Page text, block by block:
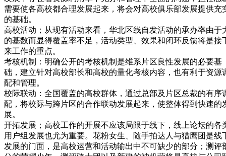
需要使各高校都合理发展起来，将会对高校俱乐部发展提供充
的基础。
高校活动；从现有活动来看，华北区线自发活动的承办率由于
的基数而显得覆盖率不足，活动类型、效果和闭环反馈将是接
来工作的重点。
考核机制：明确公开的考核机制是维系片区良性发展的必要基
础，建立针对高校部长和高校的量化考核内容，也有利于资源
配和管理。
校际联动：全国覆盖的高校群体，通过总部及片区总裁的有序
配，将校际与跨片区的合作联动发展起来，使整体得到快速的
展。
开拓发展；高校工作的开展不应该局限于线下，线上论坛的各
用户组发展也尤为重要。花粉女生、随手拍达人与猎鹰团是线
发展的门面，是高校运营和活动输出中不可缺少的部分；测评